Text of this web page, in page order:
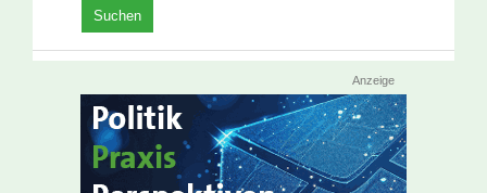
Anzeige